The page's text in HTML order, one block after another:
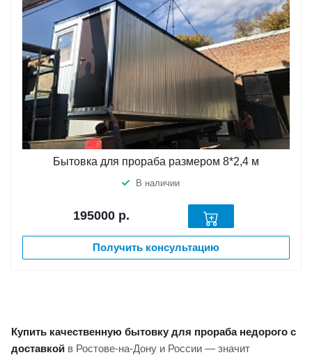
Бытовка для прораба размером 8*2,4 м
В наличии
195000 р.
Получить консультацию
Купить качественную бытовку для прораба недорого с
доставкой в Ростове-на-Дону и России — значит